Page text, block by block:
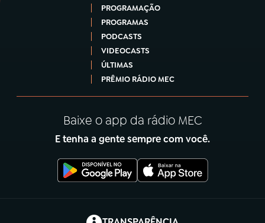
PROGRAMAÇÃO
PROGRAMAS
PODCASTS
VIDEOCASTS
ÚLTIMAS
PRÊMIO RÁDIO MEC
Baixe o app da rádio MEC
E tenha a gente sempre com você.